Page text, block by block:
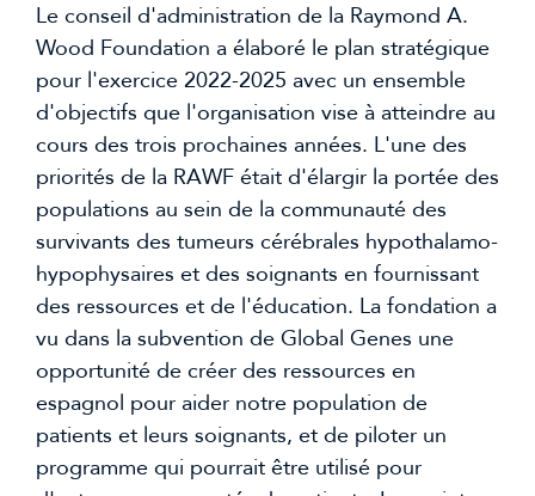
Le conseil d'administration de la Raymond A.
Wood Foundation a élaboré le plan stratégique
pour l'exercice 2022-2025 avec un ensemble
d'objectifs que l'organisation vise à atteindre au
cours des trois prochaines années. L'une des
priorités de la RAWF était d'élargir la portée des
populations au sein de la communauté des
survivants des tumeurs cérébrales hypothalamo-
hypophysaires et des soignants en fournissant
des ressources et de l'éducation. La fondation a
vu dans la subvention de Global Genes une
opportunité de créer des ressources en
espagnol pour aider notre population de
patients et leurs soignants, et de piloter un
programme qui pourrait être utilisé pour